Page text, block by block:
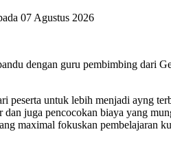
07 Agustus 2026
dengan guru pembimbing dari
peserta untuk lebih menjadi ayng
juga pencocokan biaya yang
maximal fokuskan pembelajaran